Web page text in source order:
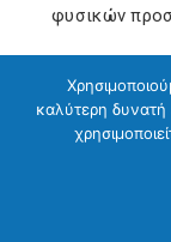
φυσικών
καλύτερη δυνατή